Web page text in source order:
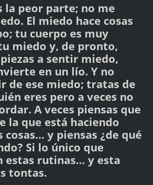
la peor parte; no me
El miedo hace cosas
tu cuerpo es muy
miedo y, de pronto,
a sentir miedo,
en un lío. Y no
de ese miedo; tratas de
eres pero a veces no
A veces piensas que
la que está haciendo
cosas… y piensas ¿de qué
Si lo único que
estas rutinas… y esta
tontas.